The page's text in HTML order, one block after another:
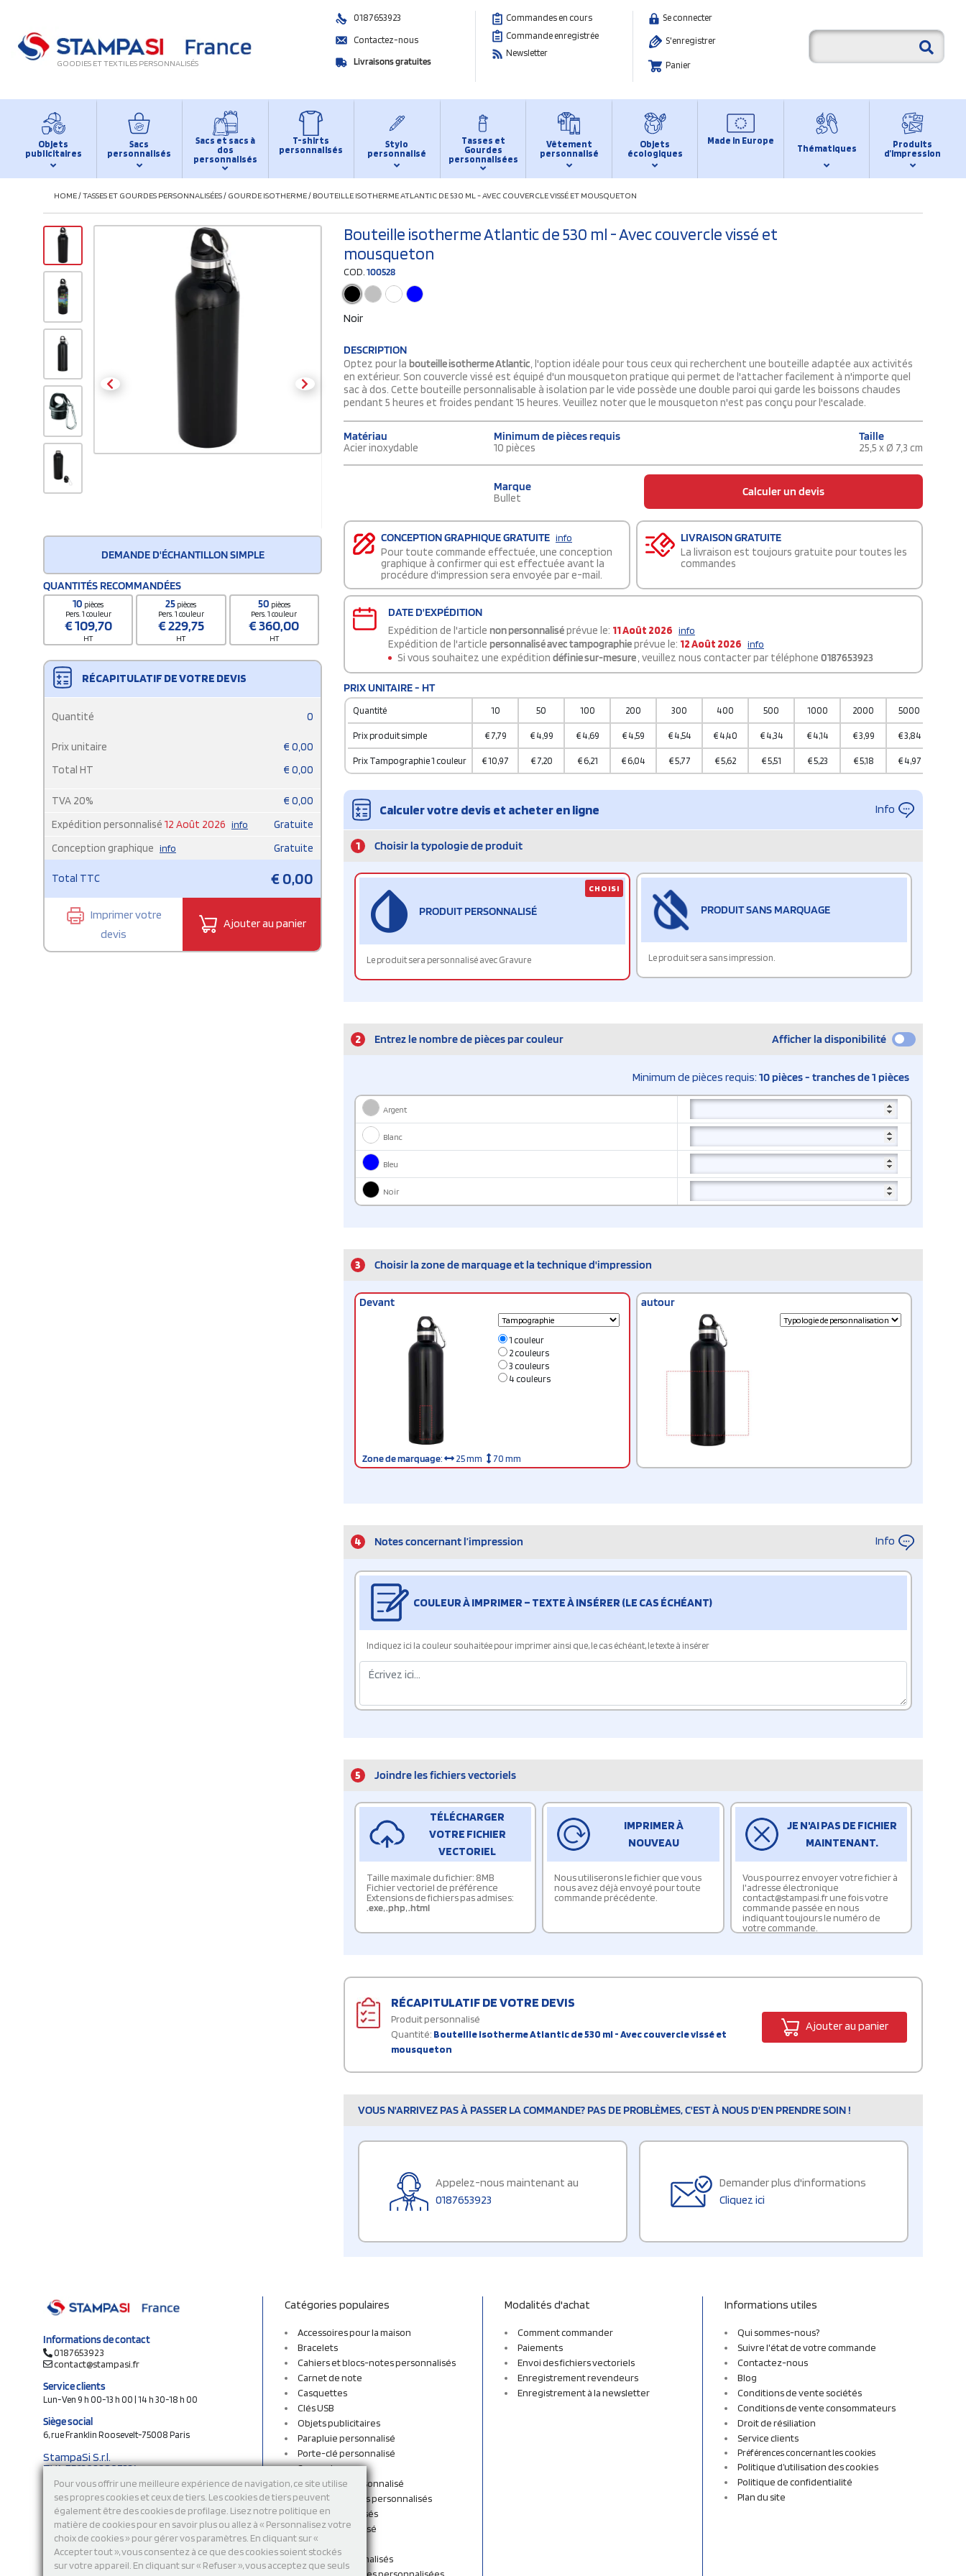
Pour vous offrir une meilleure expérience de navigation, ce site utilise
ses propres cookies et ceux de tiers. Les cookies de tiers peuvent
également être des cookies de profilage. Lisez notre politique en
matière de cookies pour en savoir plus ou allez à « Personnalisez votre
choix de cookies » pour gérer vos paramètres. En cliquant sur «
Accepter tout », vous consentez à ce que des cookies soient stockés
sur votre appareil. En cliquant sur « Refuser », vous acceptez que seuls
GOODIES ET TEXTILES PERSONNALISÉS
0187653923
Contactez-nous
Livraisons gratuites
Commandes en cours
Commande enregistrée
Newsletter
Se connecter
S'enregistrer
Panier
Objets
publicitaires
Sacs
personnalisés
Sacs et sacs à
dos
personnalisés
T-shirts
personnalisés
Stylo
personnalisé
Tasses et
Gourdes
personnalisées
Vêtement
personnalisé
Objets
écologiques
Made in Europe
Thématiques
Produits
d’impression
HOME/TASSES ET GOURDES PERSONNALISÉES/ GOURDE ISOTHERME/ BOUTEILLE ISOTHERME ATLANTIC DE 530 ML - AVEC COUVERCLE VISSÉ ET MOUSQUETON
DEMANDE D'ÉCHANTILLON SIMPLE
QUANTITÉS RECOMMANDÉES
10 pièces
Pers. 1 couleur
€109,70
HT
25 pièces
Pers. 1 couleur
€229,75
HT
50 pièces
Pers. 1 couleur
€360,00
HT
RÉCAPITULATIF DE VOTRE DEVIS
Quantité 0
Prix unitaire € 0,00
Total HT
€ 0,00
TVA 20% € 0,00
Expédition personnalisé 12 Août 2026 info
Gratuite
Conception graphique info Gratuite
Total TTC €0,00
Imprimer votre
devis
Ajouter au panier
Bouteille isotherme Atlantic de 530 ml - Avec couvercle vissé et
mousqueton
COD.100528
Noir
DESCRIPTION
Optez pour la bouteille isotherme Atlantic, l'option idéale pour tous ceux qui recherchent une bouteille adaptée aux activités
en extérieur. Son couvercle vissé est équipé d'un mousqueton pratique qui permet de l'attacher facilement à n'importe quel
sac à dos. Cette bouteille personnalisable à isolation par le vide possède une double paroi qui garde les boissons chaudes
pendant 5 heures et froides pendant 15 heures. Veuillez noter que le mousqueton n'est pas conçu pour l'escalade.
Matériau
Acier inoxydable
Minimum de pièces requis
10 pièces
Taille
25,5 x Ø 7,3 cm
Marque
Bullet Calculer un devis
CONCEPTION GRAPHIQUE GRATUITE info
Pour toute commande effectuée, une conception
graphique à confirmer qui est effectuée avant la
procédure d'impression sera envoyée par e-mail.
LIVRAISON GRATUITE
La livraison est toujours gratuite pour toutes les
commandes
DATE D'EXPÉDITION
Expédition de l'article non personnaliséprévue le: 11 Août 2026 info
Expédition de l'article personnalisé avec tampographieprévue le: 12 Août 2026 info
Si vous souhaitez une expédition définie sur-mesure, veuillez nous contacter par téléphone 0187653923
PRIX UNITAIRE - HT
Quantité 10 50 100 200 300 400 500 1000 2000 5000
Prix produit simple € 7,79 € 4,99 € 4,69 € 4,59 € 4,54 € 4,40 € 4,34 € 4,14 €3,99 €3,84
Prix Tampographie 1 couleur €10,97 € 7,20 €6,21 €6,04 €5,77 €5,62 €5,51 €5,23 €5,18 € 4,97
Calculer votre devis et acheter en ligne Info
1 Choisir la typologie de produit
PRODUIT PERSONNALISÉ
Le produit sera personnalisé avec Gravure
CHOISI
PRODUIT SANS MARQUAGE
Le produit sera sans impression.
2 Entrez le nombre de pièces par couleur Afficher la disponibilité
Minimum de pièces requis: 10 pièces - tranches de 1 pièces
Argent
Blanc
Bleu
Noir
3 Choisir la zone de marquage et la technique d'impression
Devant
1 couleur
2 couleurs
3 couleurs
4 couleurs
Zone de marquage: 25 mm 70 mm
autour
4 Notes concernant l’impression Info
COULEUR À IMPRIMER – TEXTE À INSÉRER (LE CAS ÉCHÉANT)
Indiquez ici la couleur souhaitée pour imprimer ainsi que, le cas échéant, le texte à insérer
5 Joindre les fichiers vectoriels
TÉLÉCHARGER
VOTRE FICHIER
VECTORIEL
Taille maximale du fichier: 8MB
Fichier vectoriel de préférence
Extensions de fichiers pas admises:
.exe,.php,.html
IMPRIMER À
NOUVEAU
Nous utiliserons le fichier que vous
nous avez déjà envoyé pour toute
commande précédente.
JE N'AI PAS DE FICHIER
MAINTENANT.
Vous pourrez envoyer votre fichier à
l'adresse électronique
contact@stampasi.fr une fois votre
commande passée en nous
indiquant toujours le numéro de
votre commande.
RÉCAPITULATIF DE VOTRE DEVIS
Produit personnalisé
Quantité: Bouteille isotherme Atlantic de 530 ml - Avec couvercle vissé et
mousqueton
Ajouter au panier
VOUS N'ARRIVEZ PAS À PASSER LA COMMANDE? PAS DE PROBLÈMES, C'EST À NOUS D'EN PRENDRE SOIN !
Appelez-nous maintenant au
0187653923
Demander plus d'informations
Cliquez ici
Informations de contact
0187653923
contact@stampasi.fr
Service clients
Lun-Ven 9 h 00-13 h 00 | 14 h 30-18 h 00
Siège social
6, rue Franklin Roosevelt-75008 Paris
StampaSi S.r.l.
TVA FR13922807334
N° Rea MI-2110632
Capital social € 250.000 i.v.
Découvrez notre catalogue en ligne
Catégories populaires
Accessoires pour la maison
Bracelets
Cahiers et blocs-notes personnalisés
Carnet de note
Casquettes
Clés USB
Objets publicitaires
Parapluie personnalisé
Porte-clé personnalisé
Sac cordon
Sac en tissu personnalisé
Sacs et sacs à dos personnalisés
Sacs personnalisés
Stylo personnalisé
Sweatshirts
T-shirts personnalisés
Tasses et Gourdes personnalisées
Modalités d'achat
Comment commander
Paiements
Envoi des fichiers vectoriels
Enregistrement revendeurs
Enregistrement à la newsletter
Informations utiles
Qui sommes-nous?
Suivre l'état de votre commande
Contactez-nous
Blog
Conditions de vente sociétés
Conditions de vente consommateurs
Droit de résiliation
Service clients
Préférences concernant les cookies
Politique d’utilisation des cookies
Politique de confidentialité
Plan du site